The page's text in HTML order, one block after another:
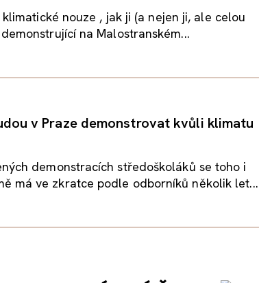
nouze , jak ji (a nejen ji, ale celou
na Malostranském...
v Praze demonstrovat kvůli klimatu
demonstracích středoškoláků se toho i
má ve zkratce podle odborníků několik let...